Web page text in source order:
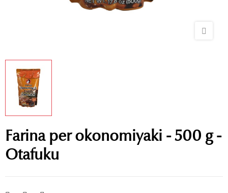
Farina per okonomiyaki - 500 g -
Otafuku